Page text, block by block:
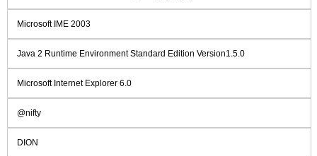
Microsoft IME 2003
Java 2 Runtime Environment Standard Edition Version1.5.0
Microsoft Internet Explorer 6.0
@nifty
DION